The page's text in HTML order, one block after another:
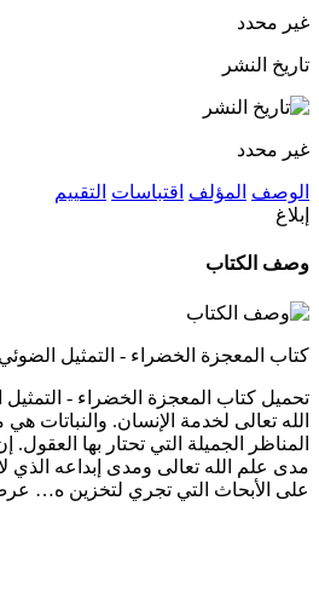
غير محدد
تاريخ النشر
غير محدد
الوصف المؤلف اقتباسات التقييم
إبلاغ
وصف الكتاب
كتاب المعجزة الخضراء - التمثيل الضوئي PDF
الله تعالى لخدمة الإنسان. والنباتات
المناظر الجميلة التي تحتار بها
مدى علم الله تعالى ومدى إبداعه الذي
على الأبحاث التي تجري لتخزين ه…